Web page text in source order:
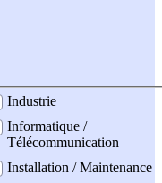
Industrie
Informatique /
Télécommunication
Installation / Maintenance